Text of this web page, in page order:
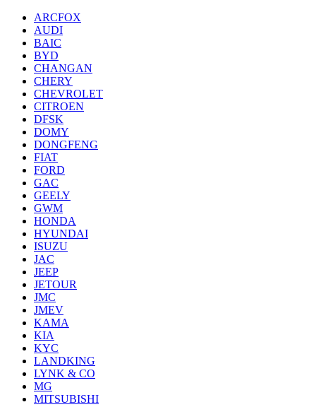
ARCFOX
AUDI
BAIC
BYD
CHANGAN
CHERY
CHEVROLET
CITROEN
DFSK
DOMY
DONGFENG
FIAT
FORD
GAC
GEELY
GWM
HONDA
HYUNDAI
ISUZU
JAC
JEEP
JETOUR
JMC
JMEV
KAMA
KIA
KYC
LANDKING
LYNK & CO
MG
MITSUBISHI